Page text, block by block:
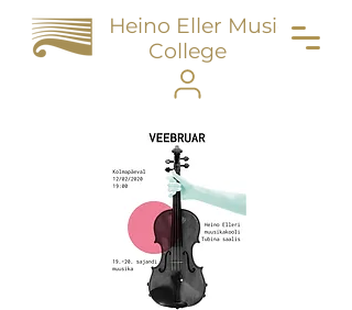
Heino Eller Music
College